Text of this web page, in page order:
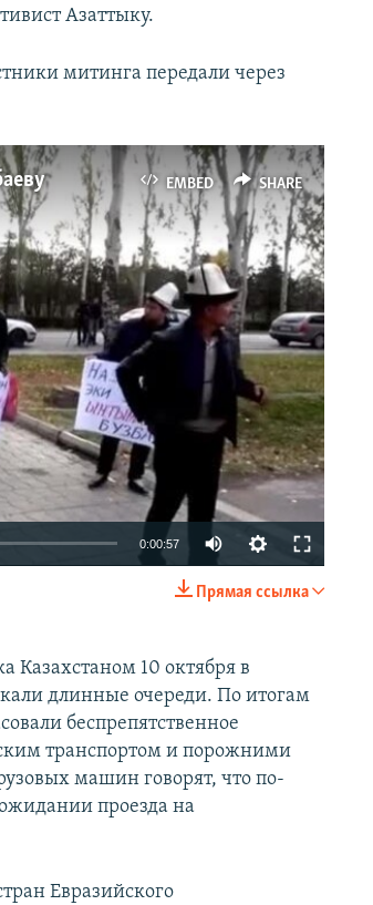
Азаттыку.
митинга передали через
EMBED SHARE
available
0:00:57
Прямая ссылка
Казахстаном 10 октября в
длинные очереди. По итогам
беспрепятственное
транспортом и порожними
машин говорят, что по-
проезда на
Евразийского